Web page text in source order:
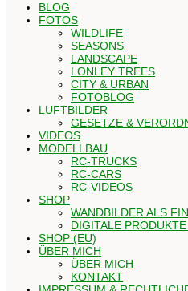
BLOG
FOTOS
WILDLIFE
SEASONS
LANDSCAPE
LONLEY TREES
CITY & URBAN
FOTOBLOG
LUFTBILDER
GESETZE &
VIDEOS
MODELLBAU
RC-TRUCKS
RC-CARS
RC-VIDEOS
SHOP
WANDBILDER ALS
DIGITALE
SHOP (EU)
ÜBER MICH
ÜBER MICH
KONTAKT